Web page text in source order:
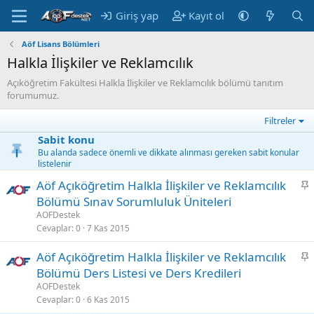
Giriş yap Kayıt ol
Aöf Lisans Bölümleri
Halkla İlişkiler ve Reklamcılık
Açıköğretim Fakültesi Halkla İlişkiler ve Reklamcılık bölümü tanıtım
forumumuz.
Filtreler
Sabit konu
Bu alanda sadece önemli ve dikkate alınması gereken sabit konular
listelenir
S
t
Aöf Açıköğretim Halkla İlişkiler ve Reklamcılık
Bölümü Sınav Sorumluluk Üniteleri
AOFDestek
Cevaplar 0 7 Kas 2015
S
Aöf Açıköğretim Halkla İlişkiler ve Reklamcılık
Bölümü Ders Listesi ve Ders Kredileri
AOFDestek
Cevaplar 0 6 Kas 2015